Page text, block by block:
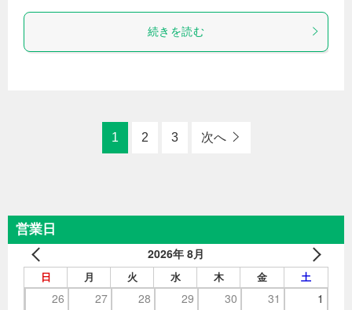
続きを読む
1 2 3 次へ
営業日
2026年 8月
日 月 火 水 木 金 土
26 27 28 29 30 31 1